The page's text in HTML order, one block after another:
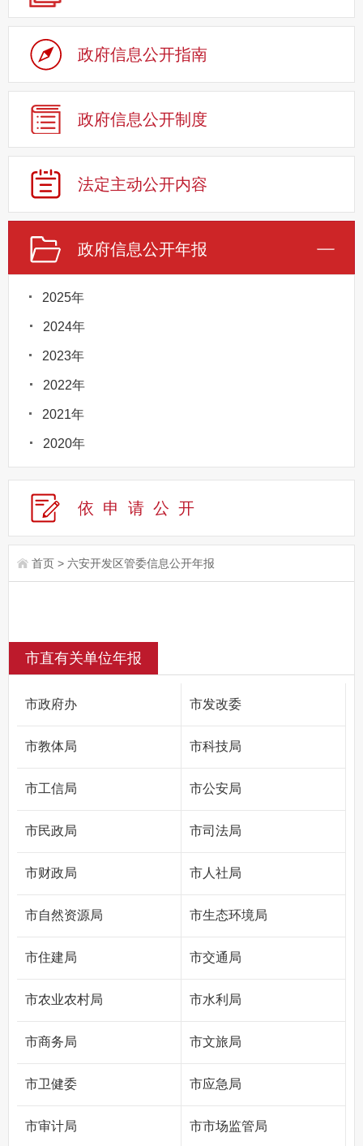
政府信息公开指南
政府信息公开制度
法定主动公开内容
政府信息公开年报
2025年
2024年
2023年
2022年
2021年
2020年
依申请公 开
首页 > 六安开发区管委信息公开年报
市直有关单位年报
市政府办 市发改委
市教体局 市科技局
市工信局 市公安局
市民政局 市司法局
市财政局 市人社局
市自然资源局 市生态环境局
市住建局 市交通局
市农业农村局 市水利局
市商务局 市文旅局
市卫健委 市应急局
市审计局 市市场监管局